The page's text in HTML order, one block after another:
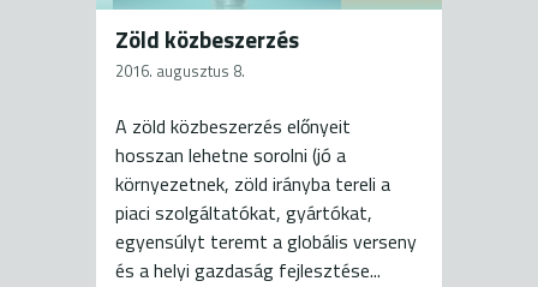
Zöld közbeszerzés
2016. augusztus 8.
A zöld közbeszerzés előnyeit
hosszan lehetne sorolni (jó a
környezetnek, zöld irányba tereli a
piaci szolgáltatókat, gyártókat,
egyensúlyt teremt a globális verseny
és a helyi gazdaság fejlesztése...